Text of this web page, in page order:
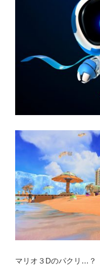
マリオ３Dのパクリ…？